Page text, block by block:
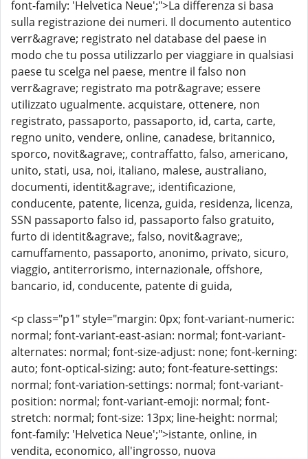
font-family: 'Helvetica Neue';">La differenza si basa
sulla registrazione dei numeri. Il documento autentico
verr&agrave; registrato nel database del paese in
modo che tu possa utilizzarlo per viaggiare in qualsiasi
paese tu scelga nel paese, mentre il falso non
verr&agrave; registrato ma potr&agrave; essere
utilizzato ugualmente. acquistare, ottenere, non
registrato, passaporto, passaporto, id, carta, carte,
regno unito, vendere, online, canadese, britannico,
sporco, novit&agrave;, contraffatto, falso, americano,
unito, stati, usa, noi, italiano, malese, australiano,
documenti, identit&agrave;, identificazione,
conducente, patente, licenza, guida, residenza, licenza,
SSN passaporto falso id, passaporto falso gratuito,
furto di identit&agrave;, falso, novit&agrave;,
camuffamento, passaporto, anonimo, privato, sicuro,
viaggio, antiterrorismo, internazionale, offshore,
bancario, id, conducente, patente di guida,
<p class="p1" style="margin: 0px; font-variant-numeric:
normal; font-variant-east-asian: normal; font-variant-
alternates: normal; font-size-adjust: none; font-kerning:
auto; font-optical-sizing: auto; font-feature-settings:
normal; font-variation-settings: normal; font-variant-
position: normal; font-variant-emoji: normal; font-
stretch: normal; font-size: 13px; line-height: normal;
font-family: 'Helvetica Neue';">istante, online, in
vendita, economico, all'ingrosso, nuova